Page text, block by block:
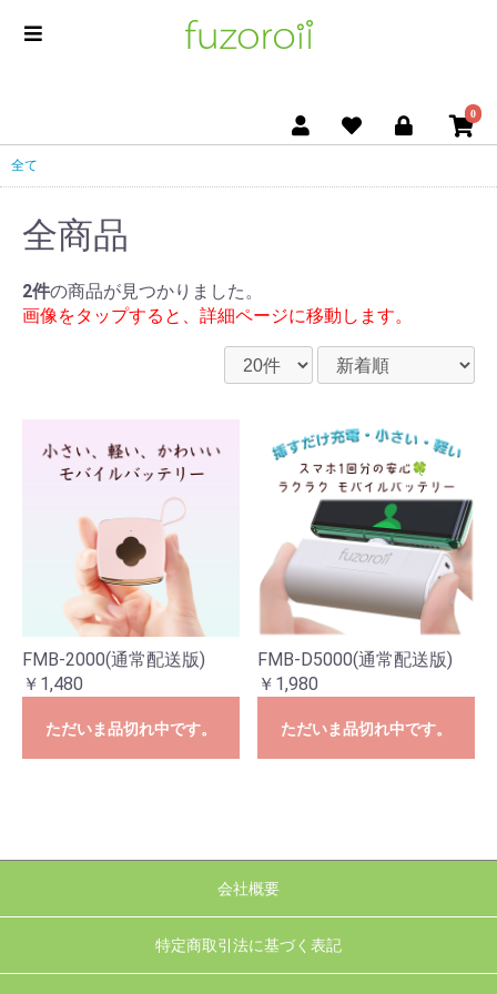
0
全て
全商品
2件の商品が見つかりました。
画像をタップすると、詳細ページに移動します。
FMB-2000(通常配送版)
￥1,480
ただいま品切れ中です。
FMB-D5000(通常配送版)
￥1,980
ただいま品切れ中です。
会社概要
特定商取引法に基づく表記